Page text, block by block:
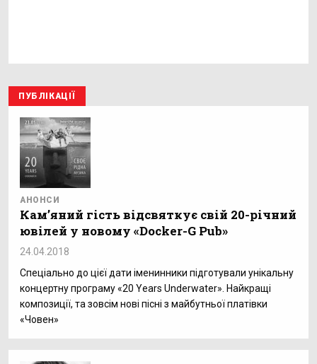
ПУБЛІКАЦІЇ
АНОНСИ
Кам’яний гість відсвяткує свій 20-річний
ювілей у новому «Docker-G Pub»
24.04.2018
Спеціально до цієї дати іменинники підготували унікальну
концертну програму «20 Years Underwater». Найкращі
композиції, та зовсім нові пісні з майбутньої платівки
«Човен»